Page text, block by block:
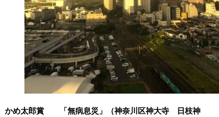
かめ太郎賞 「無病息災」（神奈川区神大寺 日枝神